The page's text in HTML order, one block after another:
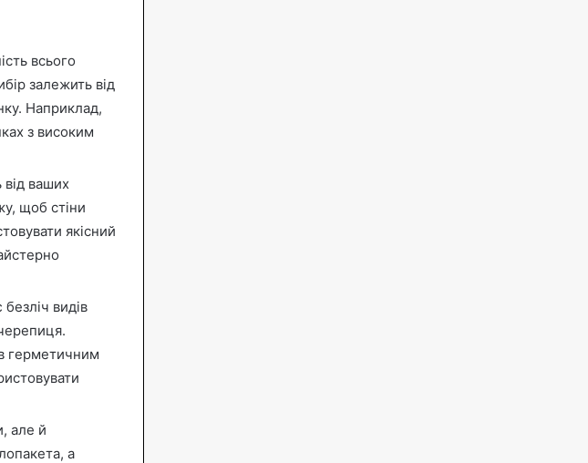
всього
залежить від
Наприклад,
з високим
від ваших
щоб стіни
якісний
видів
герметичним
але й
а